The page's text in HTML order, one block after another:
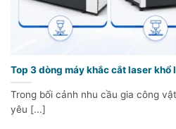
Top 3 dòng máy khắc cắt laser khổ
Trong bối cảnh nhu cầu gia công
yêu [...]